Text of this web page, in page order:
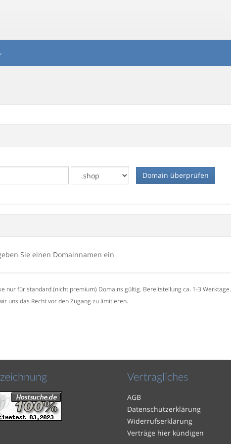
Sie einen Domainnamen ein
nur für standard (nicht premium) Domains gültig. Bereitstellung ca. 1-3 Werktage.
uns das Recht vor den Zugang zu limitieren.
Vertragliches
AGB
Datenschutzerklärung
Widerrufserklärung
Verträge hier kündigen